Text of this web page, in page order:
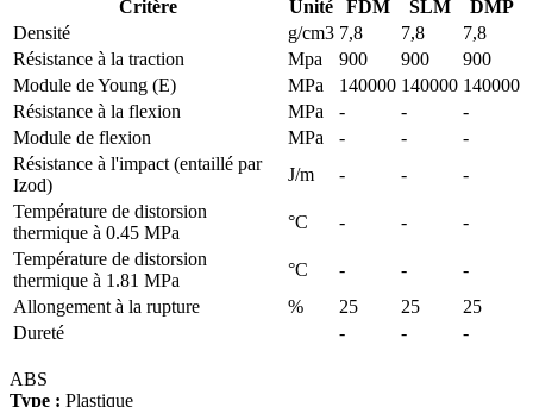
Critère
Unité FDM SLM
DMP
Densité
g/cm3 7,8 7,8
7,8
Résistance à la traction
Mpa 900 900
900
Module de Young (E)
MPa 140000 140000 140000
Résistance à la flexion
MPa - -
-
Module de flexion
MPa - -
-
Résistance à l'impact (entaillé par
Izod)
J/m - -
-
Température de distorsion
thermique à 0.45 MPa
°C - -
-
Température de distorsion
thermique à 1.81 MPa
°C - -
-
Allongement à la rupture
% 25 25
25
Dureté
- - -
ABS
Type : Plastique